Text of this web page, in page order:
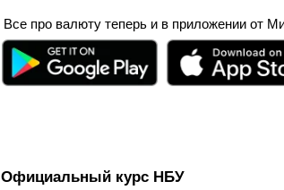
Все про валюту теперь и в приложении от
Официальный курс НБУ